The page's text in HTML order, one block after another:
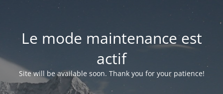
Le mode maintenance est
actif
Site will be available soon. Thank you for your patience!